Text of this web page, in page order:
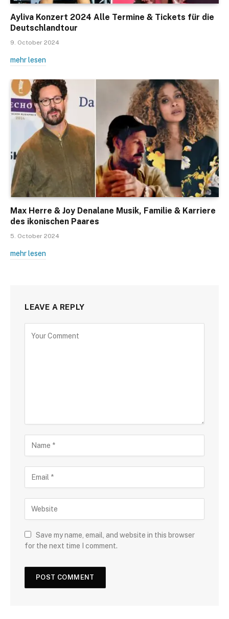
Ayliva Konzert 2024 Alle Termine & Tickets für die
Deutschlandtour
9. October 2024
mehr lesen
Max Herre & Joy Denalane Musik, Familie & Karriere
des ikonischen Paares
5. October 2024
mehr lesen
LEAVE A REPLY
Save my name, email, and website in this browser
for the next time I comment.